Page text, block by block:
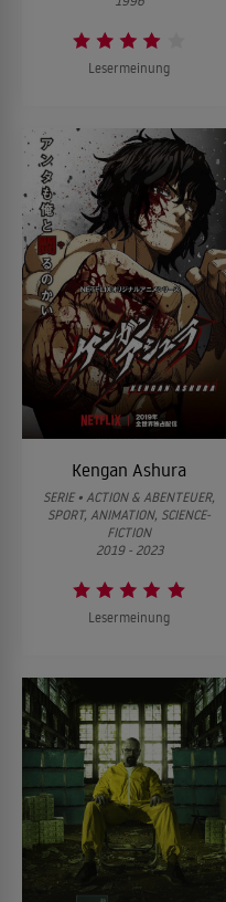
Lesermeinung
Kengan Ashura
SERIE • ACTION & ABENTEUER,
SPORT, ANIMATION, SCIENCE-
FICTION
2019 - 2023
Lesermeinung